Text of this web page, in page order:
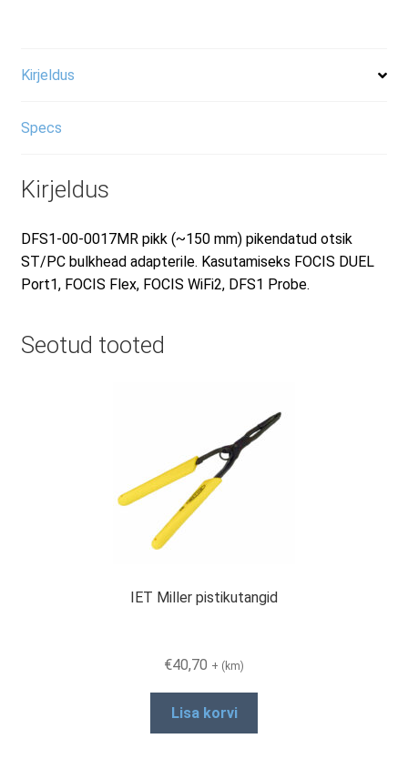
Kirjeldus
Specs
Kirjeldus
DFS1-00-0017MR pikk (~150 mm) pikendatud otsik
ST/PC bulkhead adapterile. Kasutamiseks FOCIS DUEL
Port1, FOCIS Flex, FOCIS WiFi2, DFS1 Probe.
Seotud tooted
IET Miller pistikutangid
€40,70 + (km)
Lisa korvi